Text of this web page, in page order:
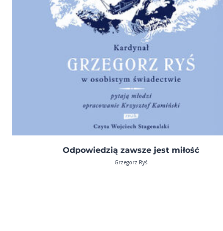
Odpowiedzią zawsze jest miłość
Grzegorz Ryś